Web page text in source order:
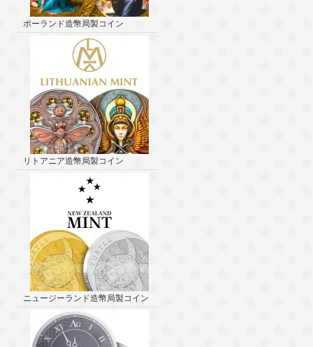
ポーランド造幣局製コイン
リトアニア造幣局製コイン
ニュージーランド造幣局製コイン